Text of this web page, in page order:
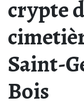
crypte
Saint-
Bois